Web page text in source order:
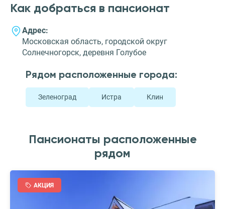
Как добраться в пансионат
Адрес:
Московская область, городской округ
Солнечногорск, деревня Голубое
Рядом расположенные города:
Зеленоград Истра Клин
Пансионаты расположенные
рядом
АКЦИЯ